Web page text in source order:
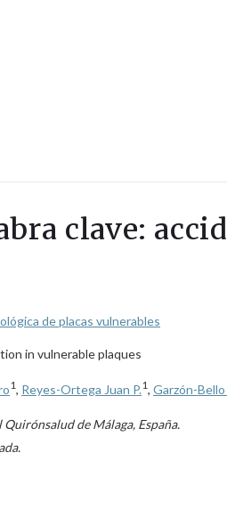
clave:
de placas vulnerables
in vulnerable plaques
1, Reyes-Ortega Juan P.1, Garzón-
de Málaga, España.